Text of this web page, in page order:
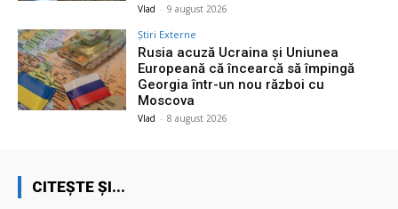
Vlad - 9 august 2026
Știri Externe
Rusia acuză Ucraina și Uniunea
Europeană că încearcă să împingă
Georgia într-un nou război cu
Moscova
Vlad - 8 august 2026
CITEȘTE ȘI...